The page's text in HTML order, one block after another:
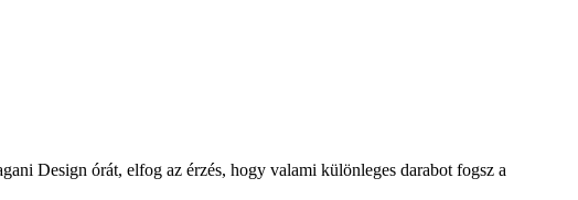
Design órát, elfog az érzés, hogy valami különleges darabot fogsz a